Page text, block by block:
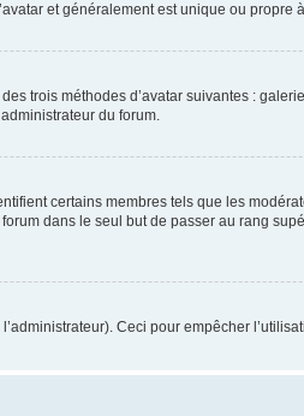
et généralement est unique ou propre
trois méthodes d’avatar suivantes :
du forum.
certains membres tels que les
dans le seul but de passer au rang
Ceci pour empêcher